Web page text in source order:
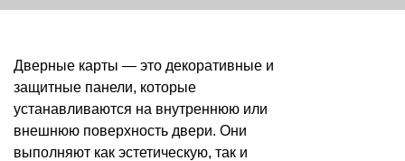
Дверные карты — это декоративные и
защитные панели, которые
устанавливаются на внутреннюю или
внешнюю поверхность двери. Они
выполняют как эстетическую, так и